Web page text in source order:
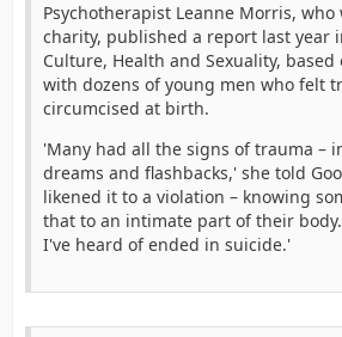
Psychotherapist Leanne Morris,
charity, published a report last year
Culture, Health and Sexuality,
with dozens of young men who felt
circumcised at birth.
'Many had all the signs of trauma –
dreams and flashbacks,' she told
likened it to a violation – knowing
that to an intimate part of their
I've heard of ended in suicide.'